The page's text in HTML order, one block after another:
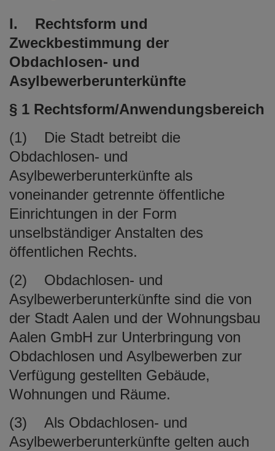
I. Rechtsform und
Zweckbestimmung der
Obdachlosen- und
Asylbewerberunterkünfte
§ 1 Rechtsform/Anwendungsbereich
(1) Die Stadt betreibt die
Obdachlosen- und
Asylbewerberunterkünfte als
voneinander getrennte öffentliche
Einrichtungen in der Form
unselbständiger Anstalten des
öffentlichen Rechts.
(2) Obdachlosen- und
Asylbewerberunterkünfte sind die von
der Stadt Aalen und der Wohnungsbau
Aalen GmbH zur Unterbringung von
Obdachlosen und Asylbewerben zur
Verfügung gestellten Gebäude,
Wohnungen und Räume.
(3) Als Obdachlosen- und
Asylbewerberunterkünfte gelten auch